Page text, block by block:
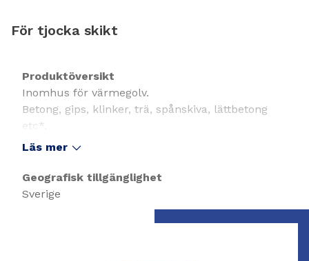
För tjocka skikt
Produktöversikt
Inomhus för värmegolv.
Betong, gips, klinker, trä, spånskiva, lättbetong
etc*.
Läs mer
Geografisk tillgänglighet
Sverige